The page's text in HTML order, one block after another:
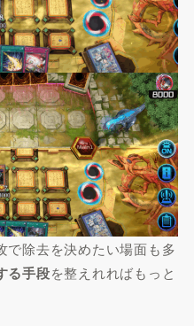
で除去を決めたい場面も多
る手段を整えれればもっと